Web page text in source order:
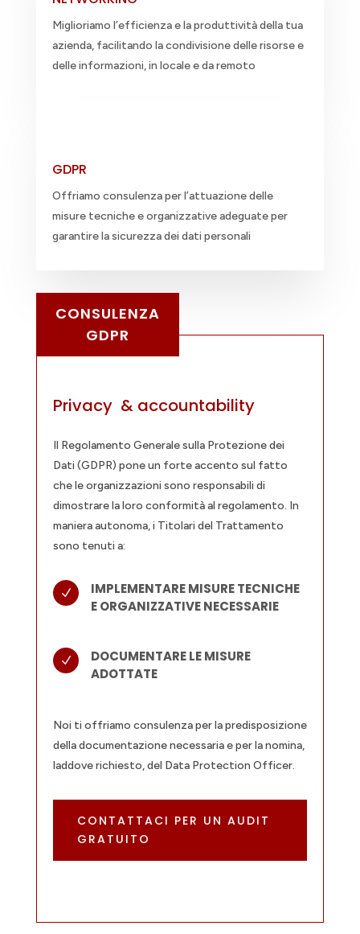
Miglioriamo l’efficienza e la produttività della tua
azienda, facilitando la condivisione delle risorse e
delle informazioni, in locale e da remoto
GDPR
Offriamo consulenza per l’attuazione delle
misure tecniche e organizzative adeguate per
garantire la sicurezza dei dati personali
CONSULENZA
GDPR
Privacy & accountability
Il Regolamento Generale sulla Protezione dei
Dati (GDPR) pone un forte accento sul fatto
che le organizzazioni sono responsabili di
dimostrare la loro conformità al regolamento. In
maniera autonoma, i Titolari del Trattamento
sono tenuti a:
N
IMPLEMENTARE MISURE TECNICHE
E ORGANIZZATIVE NECESSARIE
N
DOCUMENTARE LE MISURE
ADOTTATE
Noi ti offriamo consulenza per la predisposizione
della documentazione necessaria e per la nomina,
laddove richiesto, del Data Protection Officer.
CONTATTACI PER UN AUDIT
GRATUITO